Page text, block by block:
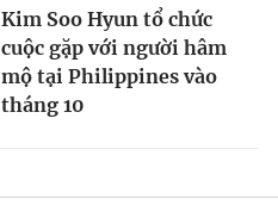
Kim Soo Hyun tổ chức
cuộc gặp với người hâm
mộ tại Philippines vào
tháng 10